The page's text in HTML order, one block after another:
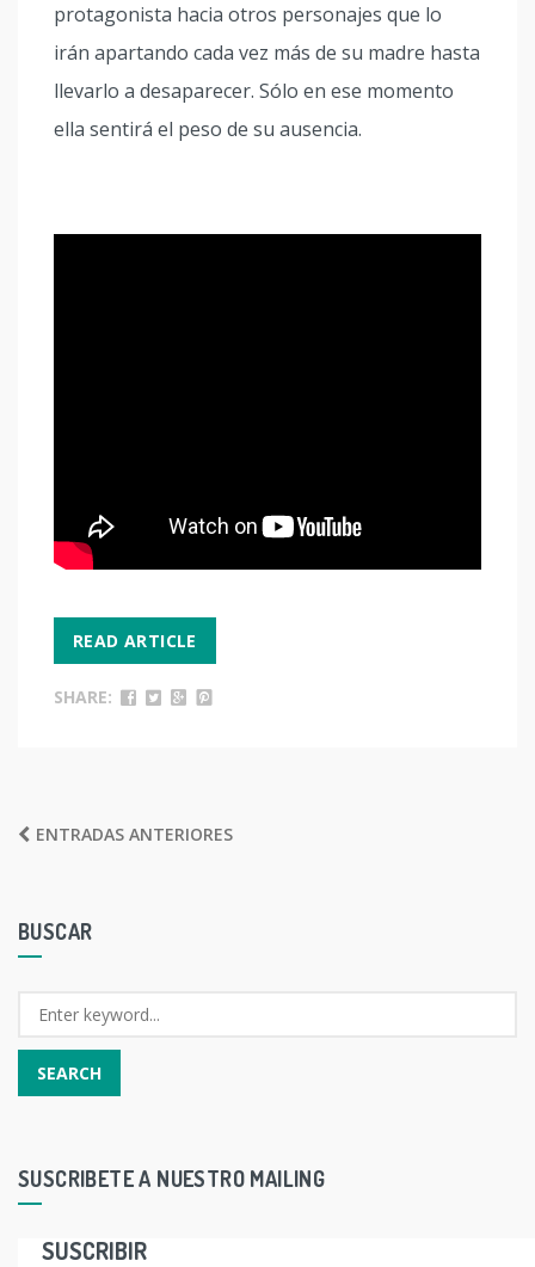
protagonista hacia otros personajes que lo
irán apartando cada vez más de su madre hasta
llevarlo a desaparecer. Sólo en ese momento
ella sentirá el peso de su ausencia.
READ ARTICLE
SHARE:
NAVEGACIÓN
ENTRADAS
ENTRADAS ANTERIORES
BUSCAR
SUSCRIBETE A NUESTRO MAILING
SUSCRIBIR